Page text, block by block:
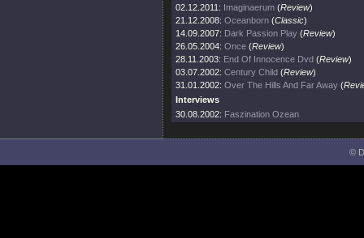
02.12.2011: Imaginaerum (Review)
21.12.2008: Oceanborn (Classic)
14.09.2007: Dark Passion Play (Review)
26.05.2004: Once (Review)
28.11.2003: End Of Innocence Dvd (Review)
03.07.2002: Century Child (Review)
31.01.2002: Over The Hills And Far Away (
Interviews
30.08.2002: Faszination Ozean
©